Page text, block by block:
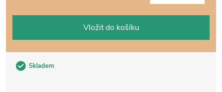
Skladem
Vložit do košíku